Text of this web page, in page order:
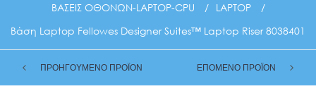
ΒΑΣΕΙΣ ΟΘΟΝΩΝ-LAPTOP-CPU
/ LAPTOP
/
Βάση Laptop Fellowes Designer Suites™ Laptop Riser 8038401
ΠΡΟΗΓΟΥΜΕΝΟ ΠΡΟΪΟΝ ΕΠΟΜΕΝΟ ΠΡΟΪΟΝ